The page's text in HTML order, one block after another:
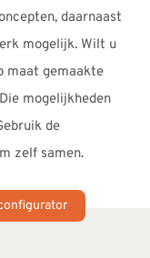
daarnaast
mogelijk. Wilt u
maat gemaakte
mogelijkheden
de
zelf samen.